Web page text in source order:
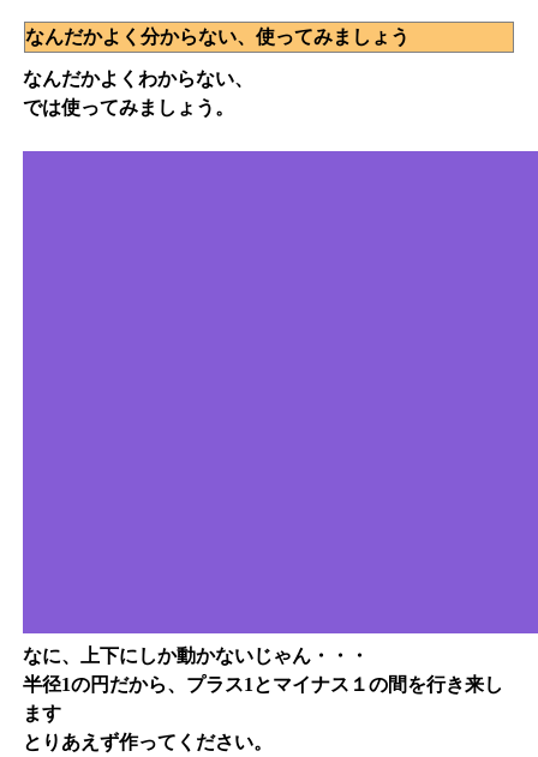
なんだかよく分からない、使ってみましょう
なんだかよくわからない、
では使ってみましょう。
なに、上下にしか動かないじゃん・・・
半径1の円だから、プラス1とマイナス１の間を行き来し
ます
とりあえず作ってください。